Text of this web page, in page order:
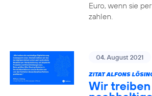
Euro, wenn sie
zahlen.
04. August 2021
ZITAT ALFONS
Wir treiben